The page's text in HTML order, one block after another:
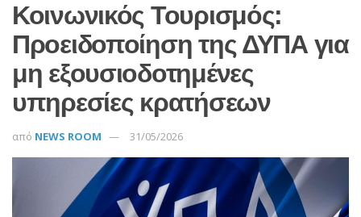
Κοινωνικός Τουρισμός:
Προειδοποίηση της ΔΥΠΑ για
μη εξουσιοδοτημένες
υπηρεσίες κρατήσεων
από NEWS ROOM 31/05/2026